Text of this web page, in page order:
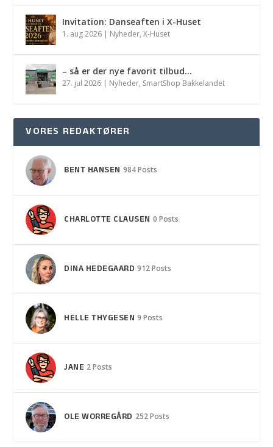
Invitation: Danseaften i X-Huset
1. aug 2026 | Nyheder,X-Huset
– så er der nye favorit tilbud…
27. jul 2026 | Nyheder, SmartShop Bakkelandet
VORES REDAKTØRER
BENT HANSEN 984 Posts
CHARLOTTE CLAUSEN 0 Posts
DINA HEDEGAARD 912 Posts
HELLE THYGESEN 9 Posts
JANE 2 Posts
OLE WORREGÅRD 252 Posts